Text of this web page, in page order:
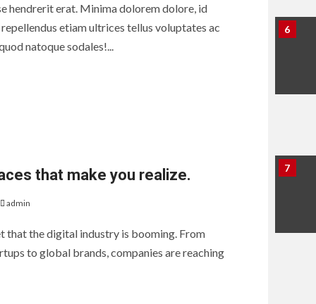
hendrerit erat. Minima dolorem dolore, id
etiam ultrices tellus voluptates ac
natoque sodales!...
that make you realize.
admin
that the digital industry is booming. From
to global brands, companies are reaching
6
7